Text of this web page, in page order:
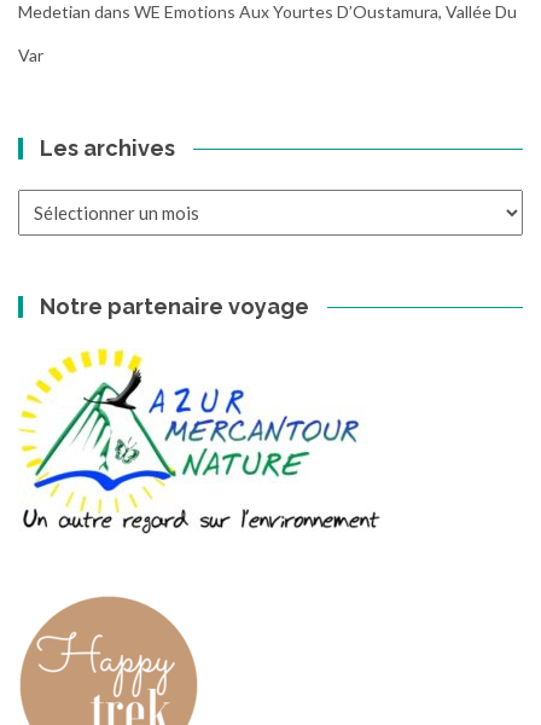
Medetian dans WE Emotions Aux Yourtes D’Oustamura, Vallée Du
Var
Les archives
Notre partenaire voyage